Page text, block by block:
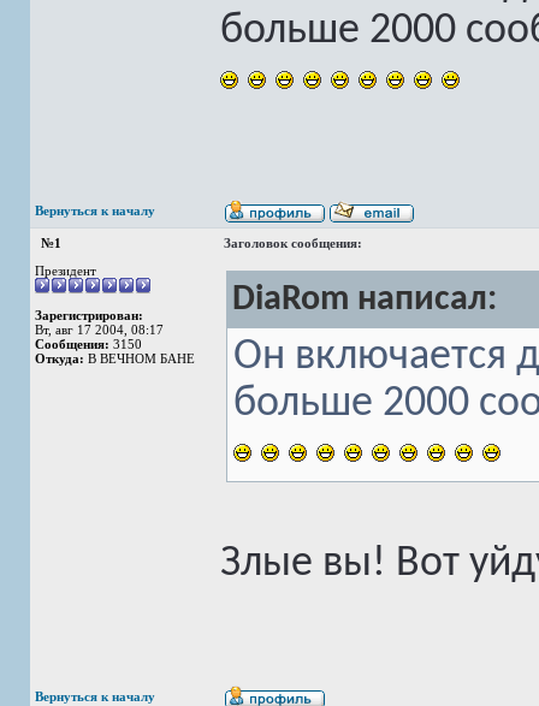
больше 2000
Вернуться к началу
№1
Заголовок сообщения:
Президент
Зарегистрирован:
Вт, авг 17 2004, 08:17
Сообщения: 3150
Откуда: В ВЕЧНОМ БАНЕ
DiaRom написал:
Он включается
больше 2000
Злые вы! Вот
Вернуться к началу